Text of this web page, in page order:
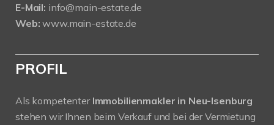
E-Mail: info@main-estate.de
Web: www.main-estate.de
PROFIL
Als kompetenter Immobilienmakler in Neu-Isenburg
stehen wir Ihnen beim Verkauf und bei der Vermietung